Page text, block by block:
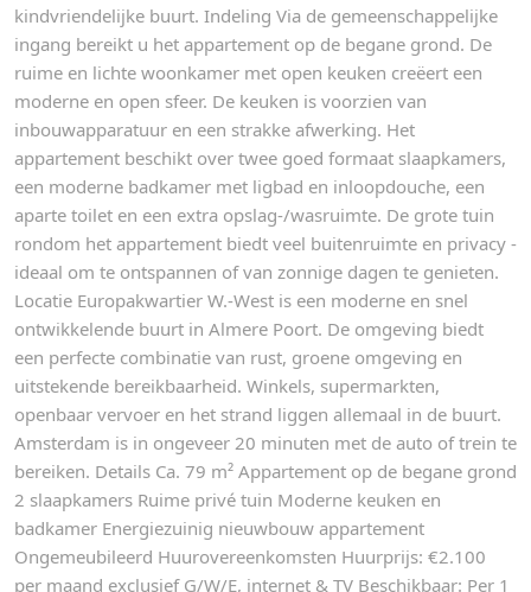
kindvriendelijke buurt. Indeling Via de gemeenschappelijke
ingang bereikt u het appartement op de begane grond. De
ruime en lichte woonkamer met open keuken creëert een
moderne en open sfeer. De keuken is voorzien van
inbouwapparatuur en een strakke afwerking. Het
appartement beschikt over twee goed formaat slaapkamers,
een moderne badkamer met ligbad en inloopdouche, een
aparte toilet en een extra opslag-/wasruimte. De grote tuin
rondom het appartement biedt veel buitenruimte en privacy -
ideaal om te ontspannen of van zonnige dagen te genieten.
Locatie Europakwartier W.-West is een moderne en snel
ontwikkelende buurt in Almere Poort. De omgeving biedt
een perfecte combinatie van rust, groene omgeving en
uitstekende bereikbaarheid. Winkels, supermarkten,
openbaar vervoer en het strand liggen allemaal in de buurt.
Amsterdam is in ongeveer 20 minuten met de auto of trein te
bereiken. Details Ca. 79 m² Appartement op de begane grond
2 slaapkamers Ruime privé tuin Moderne keuken en
badkamer Energiezuinig nieuwbouw appartement
Ongemeubileerd Huurovereenkomsten Huurprijs: €2.100
per maand exclusief G/W/E, internet & TV Beschikbaar: Per 1